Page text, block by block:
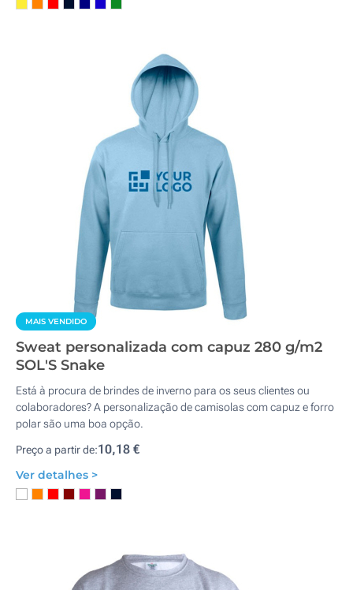
MAIS VENDIDO
Sweat personalizada com capuz 280 g/m2
SOL'S Snake
Está à procura de brindes de inverno para os seus clientes ou
colaboradores? A personalização de camisolas com capuz e forro
polar são uma boa opção.
Preço a partir de:10,18 €
Ver detalhes >